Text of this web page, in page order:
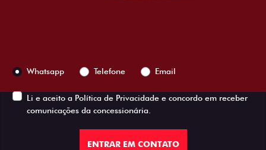
Whatsapp
Telefone Email
Li e aceito a Política de Privacidade e concordo em receber
comunicações da concessionária.
ENTRAR EM CONTATO